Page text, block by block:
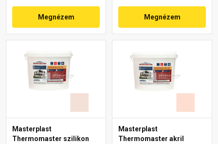
Megnézem Megnézem
Masterplast
Thermomaster szilikon
Masterplast
Thermomaster akril